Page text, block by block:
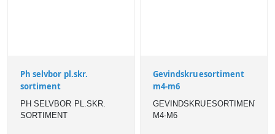
Ph selvbor pl.skr.
sortiment
PH SELVBOR PL.SKR.
SORTIMENT
Gevindskruesortiment
m4-m6
GEVINDSKRUESORTIMENT
M4-M6